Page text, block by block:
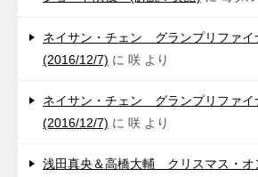
ネイサン・チェン グランプリファ
(2016/12/7) に 咲 より
ネイサン・チェン グランプリファ
(2016/12/7) に 咲 より
浅田真央＆高橋大輔 クリスマス・